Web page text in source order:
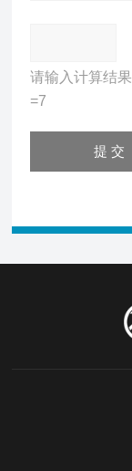
请输入计算结
=7